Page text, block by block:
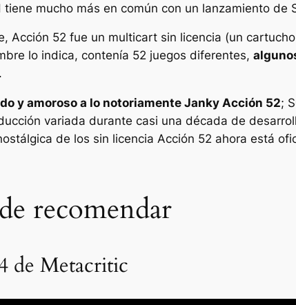
mucho más en común con un lanzamiento de
Acción 52 fue un multicart sin licencia (un
lo indica, contenía 52 juegos diferentes,
.
y amoroso a lo notoriamente Janky Acción 52;
variada durante casi una década de
de los sin licencia Acción 52 ahora está
recomendar
de Metacritic